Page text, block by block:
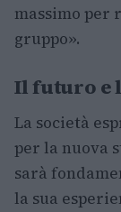
massimo per
gruppo».
Il futuro e
La società
per la nuova
sarà
la sua